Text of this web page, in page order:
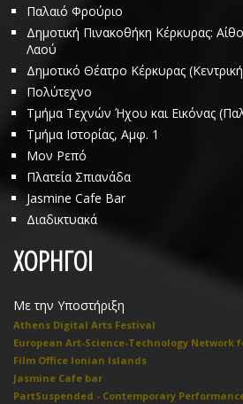
Παλαιό Φρούριο
Δημοτική Πινακοθήκη Κέρκυρας:
Λαού
Δημοτικό Θέατρο Κέρκυρας
Πολύτεχνο
Τμήμα Τεχνών Ήχου και Εικόνας
Τμήμα Ιστορίας, Αμφ. 1
Μον Ρεπό
Πλατεία Σπιανάδα
Jasmine Cafe Bar
Διαδικτυακά
ΧΟΡΗΓΟΙ
Με την Υποστήριξη
Athens Digital Arts Festival
European Art-Science-Technology Network
Film Office Ionian Islands
Jasmine Cafe bar
PartSuspended - Contemporary